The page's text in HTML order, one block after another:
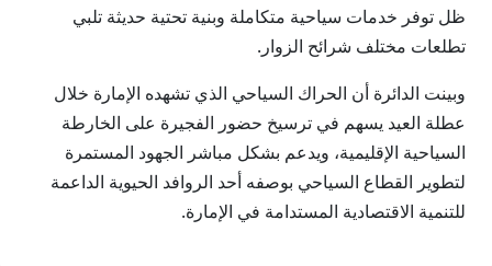
ظل توفر خدمات سياحية متكاملة وبنية تحتية حديثة تلبي
تطلعات مختلف شرائح الزوار.
وبينت الدائرة أن الحراك السياحي الذي تشهده الإمارة خلال
عطلة العيد يسهم في ترسيخ حضور الفجيرة على الخارطة
السياحية الإقليمية، ويدعم بشكل مباشر الجهود المستمرة
لتطوير القطاع السياحي بوصفه أحد الروافد الحيوية الداعمة
للتنمية الاقتصادية المستدامة في الإمارة.